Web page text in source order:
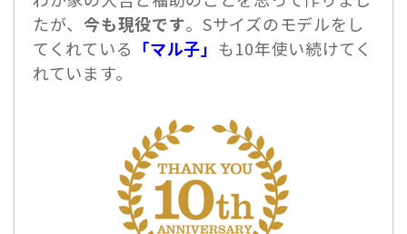
たが、今も現役です。Sサイズのモデルをし
てくれている 「マル子」 も10年使い続けてく
れています。